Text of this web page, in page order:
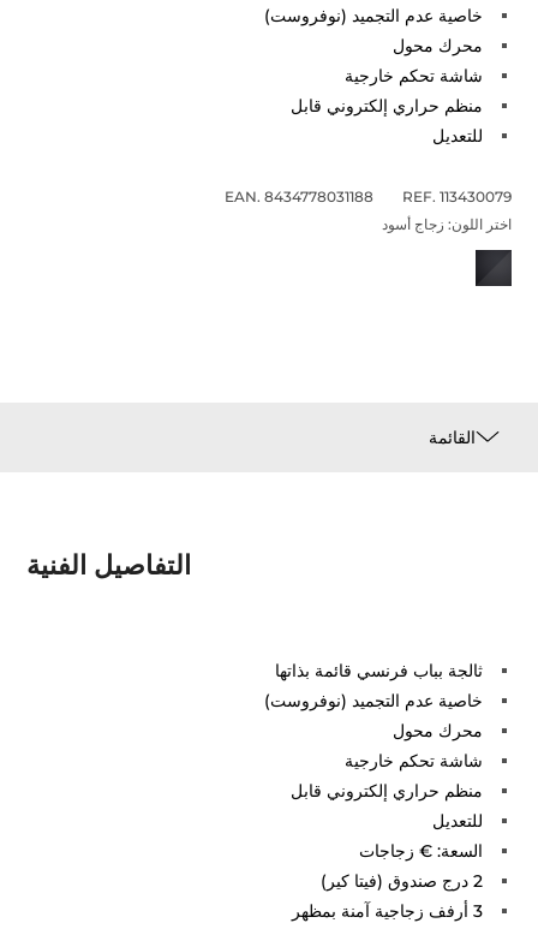
خاصية عدم التجميد (نوفروست)
محرك محول
شاشة تحكم خارجية
منظم حراري إلكتروني قابل
للتعديل
REF. 113430079
EAN. 8434778031188
اختر اللون: زجاج أسود
القائمة
التفاصيل الفنية
ثالجة بباب فرنسي قائمة بذاتها
خاصية عدم التجميد (نوفروست)
محرك محول
شاشة تحكم خارجية
منظم حراري إلكتروني قابل
للتعديل
السعة: € زجاجات
2 درج صندوق (فيتا كير)
3 أرفف زجاجية آمنة بمظهر